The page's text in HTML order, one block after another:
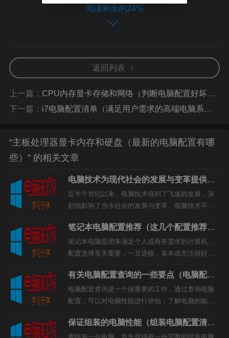
速的读写，大大提高了电脑的存储空间。
和内存是电脑拓展性能的关键，而硬盘是电脑存储空间的
重要组成部分。只有根据自己的需求，挑选最适合自己的
机器，才能得到更好的性能。
打赏
阅读剩余的24%
返回列表
上一篇： CPU内存显卡存储和网络（判断电脑配置好坏的重要因素有哪些）
下一篇： i7电脑配置清单（满足用户需求的高端电脑系统）
“主板处理器显卡内存和硬盘（最新的电脑配置有哪
些）” 的相关文章
电脑技术为现代社会的发展与变革提供强
有力的技术支撑（深刻影响电脑技术的发
展与变革）
近半个世纪以来，电脑技术得到了飞速的发展，深
刻地影响了当今社会的发展与变革。电脑技术不仅
模式。它为现代社会的发展和变革提供了更为智能
化、实时化的技术支持。一...
笔记本电脑配置推荐（这几个配置推荐很
重要）
笔记本电脑是用来满足个人或商务需求的计算机，
配置选择至关重要，一旦选错，基本就无法很好的
最适合自己的笔记本电脑，下面就从硬件配置的角
度，介绍几个比较常见的笔...
有关电脑配置查询的一些要点（电脑配置
查询有哪些要点）
电脑配置查询是一个很重要的工作，通过查询电脑
配置，可以对电脑性能进行评估，了解电脑的能
PUCPU（Central Processing Unit）是一...
保证组装的电脑性能（组装电脑配置清单
来了）